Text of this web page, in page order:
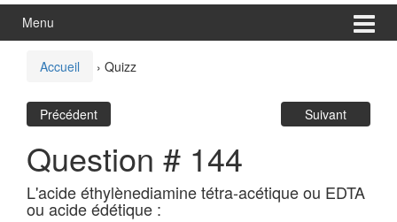
Menu
Accueil › Quizz
Précédent Suivant
Question # 144
L'acide éthylènediamine tétra-acétique ou EDTA
ou acide édétique :